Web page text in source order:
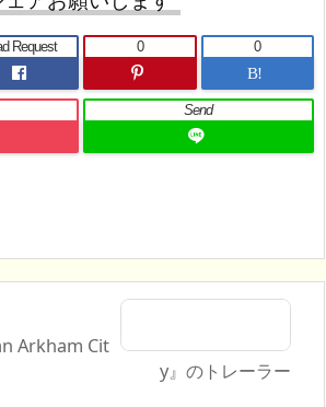
Request
0
B!
0
Send
Arkham Cit
y』のトレーラー